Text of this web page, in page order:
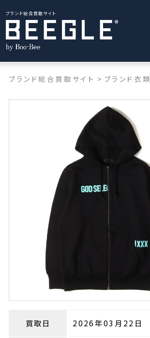
ブランド総合買取サイト
ブランド総合買取サイト > ブランド衣類
買取日 2026年03月22日